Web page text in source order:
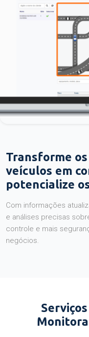
Transforme
veículos em
potencialize
Com informações
e análises precisas
controle e mais
negócios.